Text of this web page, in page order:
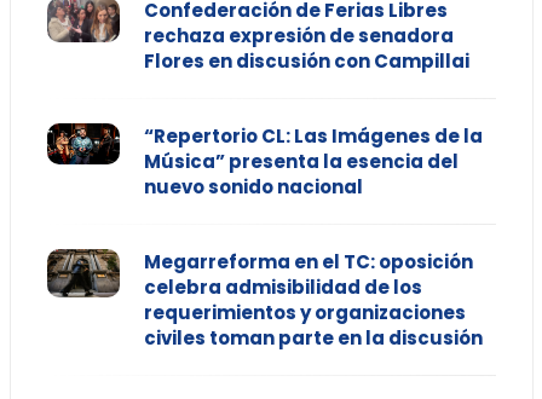
Confederación de Ferias Libres
rechaza expresión de senadora
Flores en discusión con Campillai
“Repertorio CL: Las Imágenes de la
Música” presenta la esencia del
nuevo sonido nacional
Megarreforma en el TC: oposición
celebra admisibilidad de los
requerimientos y organizaciones
civiles toman parte en la discusión